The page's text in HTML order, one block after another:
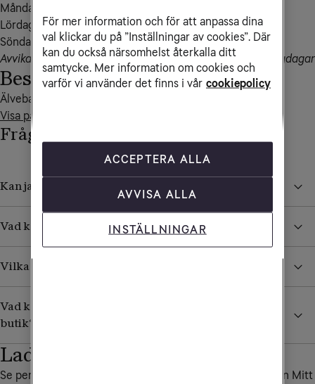
Måndag – fredag 10-19
Lördag 10-18
Söndag 10-18
Avvikande öppettider kan förekomma i samband med helgdagar
Besöksadress
Visa på kartan
Frågor och svar
Kan jag ringa till en specifik Tele2-butik?
Vad kan jag få hjälp med i en Tele2-butik?
Vilka är Tele2s återförsäljare?
Vad kan jag som företagare få hjälp med i en Tele2-
butik?
Ladda ner vår app
Se personliga erbjudanden, fakturor och annat bra i appen Mitt
För mer information och för att anpassa dina
val klickar du på ”Inställningar av cookies”. Där
kan du också närsomhelst återkalla ditt
samtycke. Mer information om cookies och
varför vi använder det finns i vår cookiepolicy
ACCEPTERA ALLA
AVVISA ALLA
INSTÄLLNINGAR